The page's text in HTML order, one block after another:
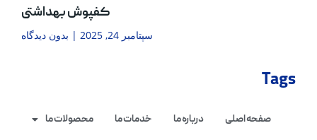
کفپوش بهداشتی
سپتامبر 24, 2025 بدون دیدگاه
Tags
صفحه اصلی درباره ما خدمات ما
محصولات ما